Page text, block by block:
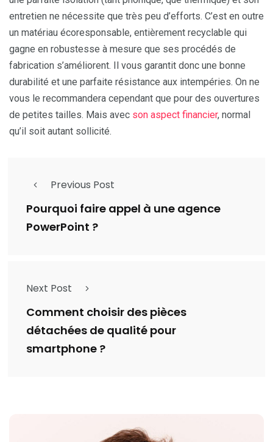
entretien ne nécessite que très peu d’efforts. C’est en outre
un matériau écoresponsable, entièrement recyclable qui
gagne en robustesse à mesure que ses procédés de
fabrication s’améliorent. Il vous garantit donc une bonne
durabilité et une parfaite résistance aux intempéries. On ne
vous le recommandera cependant que pour des ouvertures
de petites tailles. Mais avec son aspect financier, normal
qu’il soit autant sollicité.
Previous Post
Pourquoi faire appel à une agence
PowerPoint ?
Next Post
Comment choisir des pièces
détachées de qualité pour
smartphone ?